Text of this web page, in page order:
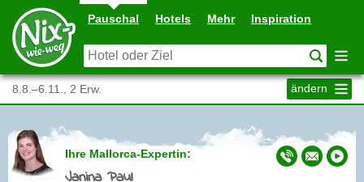
Pauschal Hotels Mehr Inspiration
8.8.–6.11., 2 Erw. ändern
Ihre Mallorca-Expertin: